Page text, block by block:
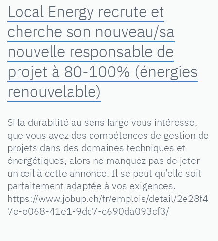
Local Energy recrute et
cherche son nouveau/sa
nouvelle responsable de
projet à 80-100% (énergies
renouvelable)
Si la durabilité au sens large vous intéresse,
que vous avez des compétences de gestion de
projets dans des domaines techniques et
énergétiques, alors ne manquez pas de jeter
un œil à cette annonce. Il se peut qu’elle soit
parfaitement adaptée à vos exigences.
https://www.jobup.ch/fr/emplois/detail/2e28f4
7e-e068-41e1-9dc7-c690da093cf3/